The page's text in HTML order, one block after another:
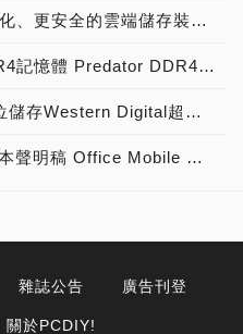
Western Digital 打造更個人化、更安全的雲端儲存裝置 全新My Cloud OS 3操作系統讓相片分享、資料備份及同步功能由消費者全盤掌控
HyperX再推全新FURY DDR4記憶體 Predator DDR4容量同步升級
「刺客聶隱娘」106分鐘 數位儲存Western Digital超「殺」罩得住
Windows 10 搭載 Office 版本聲明稿 Office Mobile 、 Office 2016 與 Office 365 版本差異說明
雜誌公告 廣告刊登
關於PCDIY!